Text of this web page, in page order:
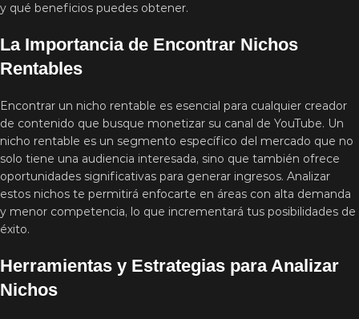
y qué beneficios puedes obtener.
La Importancia de Encontrar Nichos
Rentables
Encontrar un nicho rentable es esencial para cualquier creador
de contenido que busque monetizar su canal de YouTube. Un
nicho rentable es un segmento específico del mercado que no
solo tiene una audiencia interesada, sino que también ofrece
oportunidades significativas para generar ingresos. Analizar
estos nichos te permitirá enfocarte en áreas con alta demanda
y menor competencia, lo que incrementará tus posibilidades de
éxito.
Herramientas y Estrategias para Analizar
Nichos